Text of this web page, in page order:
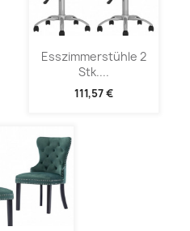
Esszimmerstühle 2
Stk....
111,57 €